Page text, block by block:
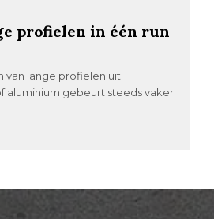
profielen in één run
van lange profielen uit
aluminium gebeurt steeds vaker